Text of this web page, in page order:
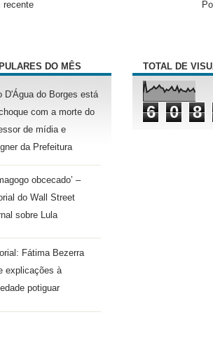
recente
DO MÊS
D'Água do Borges está
com a morte do
de mídia e
da Prefeitura
obcecado’ –
do Wall Street
sobre Lula
Fátima Bezerra
explicações à
potiguar
TOTAL DE
6 0 8